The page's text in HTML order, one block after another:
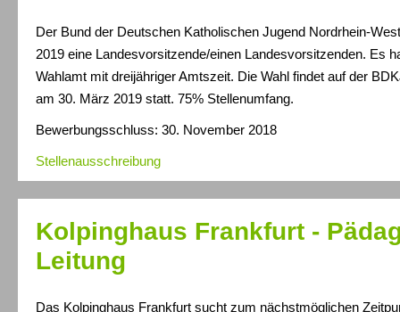
Der Bund der Deutschen Katholischen Jugend Nordrhein-
2019 eine Landesvorsitzende/einen Landesvorsitzenden. Es
Wahlamt mit dreijähriger Amtszeit. Die Wahl findet auf der
am 30. März 2019 statt. 75% Stellenumfang.
Bewerbungsschluss: 30. November 2018
Stellenausschreibung
Kolpinghaus Frankfurt -
Leitung
Das Kolpinghaus Frankfurt sucht zum nächstmöglichen